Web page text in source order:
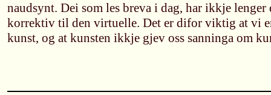
naudsynt. Dei som les breva i dag, har ikkje lenger
korrektiv til den virtuelle. Det er difor viktig at vi
kunst, og at kunsten ikkje gjev oss sanninga om